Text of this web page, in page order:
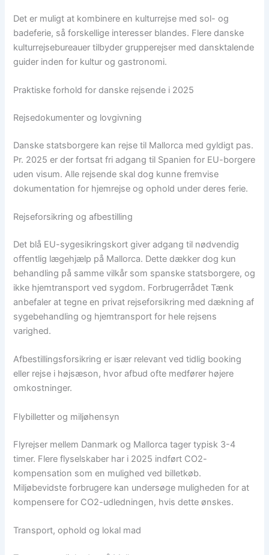
Det er muligt at kombinere en kulturrejse med sol- og
badeferie, så forskellige interesser blandes. Flere danske
kulturrejsebureauer tilbyder grupperejser med dansktalende
guider inden for kultur og gastronomi.
Praktiske forhold for danske rejsende i 2025
Rejsedokumenter og lovgivning
Danske statsborgere kan rejse til Mallorca med gyldigt pas.
Pr. 2025 er der fortsat fri adgang til Spanien for EU-borgere
uden visum. Alle rejsende skal dog kunne fremvise
dokumentation for hjemrejse og ophold under deres ferie.
Rejseforsikring og afbestilling
Det blå EU-sygesikringskort giver adgang til nødvendig
offentlig lægehjælp på Mallorca. Dette dækker dog kun
behandling på samme vilkår som spanske statsborgere, og
ikke hjemtransport ved sygdom. Forbrugerrådet Tænk
anbefaler at tegne en privat rejseforsikring med dækning af
sygebehandling og hjemtransport for hele rejsens
varighed.
Afbestillingsforsikring er især relevant ved tidlig booking
eller rejse i højsæson, hvor afbud ofte medfører højere
omkostninger.
Flybilletter og miljøhensyn
Flyrejser mellem Danmark og Mallorca tager typisk 3-4
timer. Flere flyselskaber har i 2025 indført CO2-
kompensation som en mulighed ved billetkøb.
Miljøbevidste forbrugere kan undersøge muligheden for at
kompensere for CO2-udledningen, hvis dette ønskes.
Transport, ophold og lokal mad